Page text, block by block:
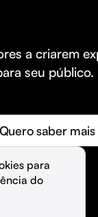
a criarem
seu público.
Quero saber mais
Ltda • 2026
para
do